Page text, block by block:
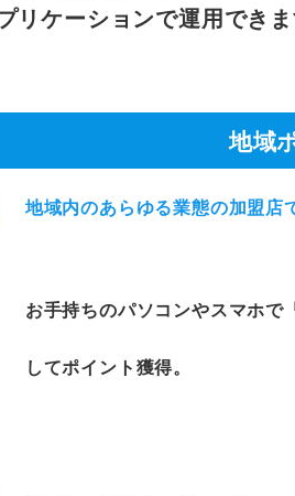
ケーションで運用できま
地域
地域内のあらゆる業態の加盟店
お手持ちのパソコンやスマホで
してポイント獲得。